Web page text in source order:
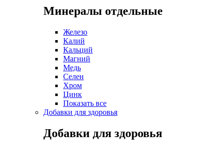
Минералы отдельные
Железо
Калий
Кальций
Магний
Медь
Селен
Хром
Цинк
Показать все
Добавки для здоровья
Добавки для здоровья